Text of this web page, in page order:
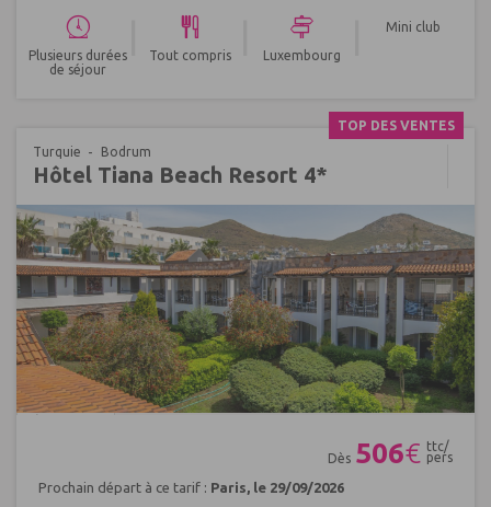
Plusieurs durées
de séjour
Tout compris Luxembourg
Mini club
TOP DES VENTES
Turquie
Bodrum
Hôtel Tiana Beach Resort 4*
Dès 506€ ttc/
pers
Prochain départ à ce tarif : Paris, le 29/09/2026